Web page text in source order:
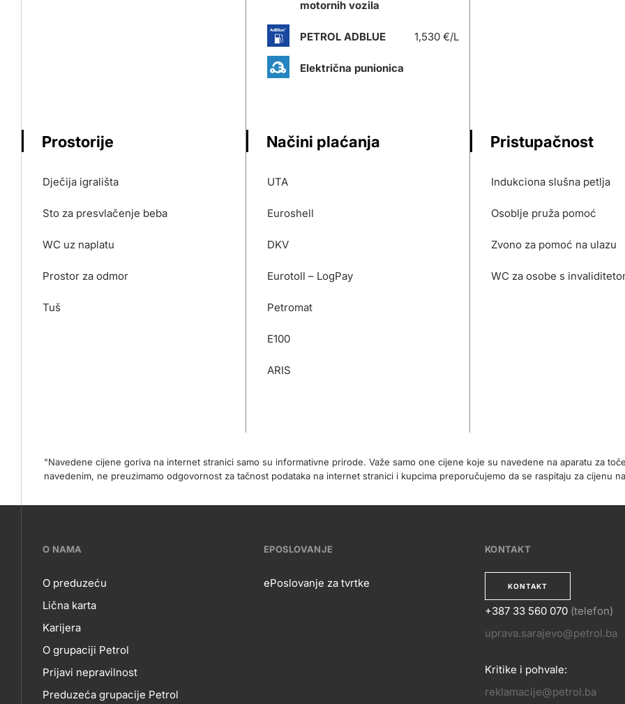
motornih vozila
PETROL ADBLUE 1,530 €/L
Električna punionica
Prostorije
Dječija igrališta
Sto za presvlačenje beba
WC uz naplatu
Prostor za odmor
Tuš
Načini plaćanja
UTA
Euroshell
DKV
Eurotoll – LogPay
Petromat
E100
ARIS
Pristupačnost
Indukciona slušna petlja
Osoblje pruža pomoć
Zvono za pomoć na ulazu
WC za osobe s
"Navedene cijene goriva na internet stranici samo su informativne prirode. Važe samo one cijene koje su navedene na aparatu za
navedenim, ne preuzimamo odgovornost za tačnost podataka na internet stranici i kupcima preporučujemo da se raspitaju za cijenu
???
petrol-
skupno.footer-
title???
O NAMA
O
NAMA
O preduzeću
Lična karta
Karijera
O grupaciji Petrol
Prijavi nepravilnost
Preduzeća grupacije Petrol
EPOSLOVANJE
EPOSLOVANJE
ePoslovanje za tvrtke
KONTAKT
KONTAKT
+387 33 560 070 (telefon)
uprava.sarajevo@petrol.ba
Kritike i pohvale:
reklamacije@petrol.ba